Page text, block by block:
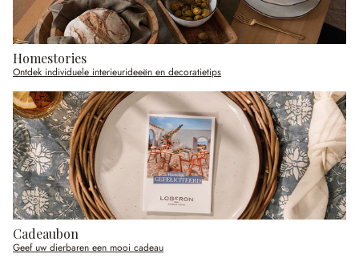
Homestories
Ontdek individuele interieurideeën en decoratietips
Cadeaubon
Geef uw dierbaren een mooi cadeau